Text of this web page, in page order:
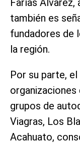
también es
fundadores de
la región.
Por su parte,
grupos de
Viagras, Los
Acahuato,